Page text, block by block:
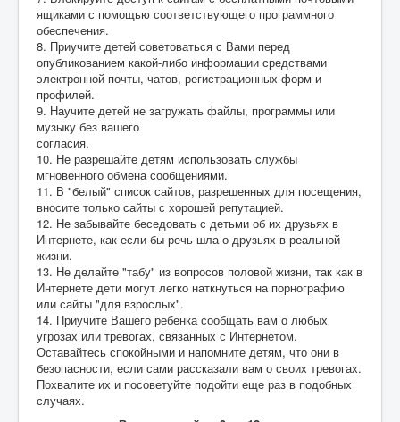
ящиками с помощью соответствующего программного
обеспечения.
8. Приучите детей советоваться с Вами перед
опубликованием какой-либо информации средствами
электронной почты, чатов, регистрационных форм и
профилей.
9. Научите детей не загружать файлы, программы или
музыку без вашего
согласия.
10. Не разрешайте детям использовать службы
мгновенного обмена сообщениями.
11. В "белый" список сайтов, разрешенных для посещения,
вносите только сайты с хорошей репутацией.
12. Не забывайте беседовать с детьми об их друзьях в
Интернете, как если бы речь шла о друзьях в реальной
жизни.
13. Не делайте "табу" из вопросов половой жизни, так как в
Интернете дети могут легко наткнуться на порнографию
или сайты "для взрослых".
14. Приучите Вашего ребенка сообщать вам о любых
угрозах или тревогах, связанных с Интернетом.
Оставайтесь спокойными и напомните детям, что они в
безопасности, если сами рассказали вам о своих тревогах.
Похвалите их и посоветуйте подойти еще раз в подобных
случаях.